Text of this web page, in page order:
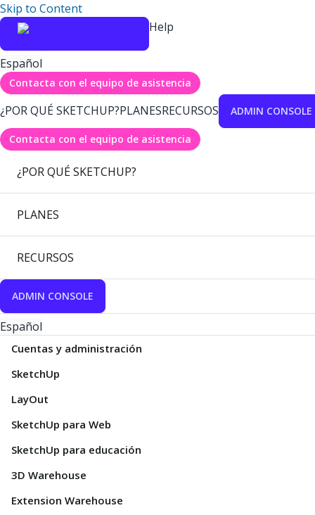
Skip to Content
Help
Español
Contacta con el equipo de asistencia
¿POR QUÉ SKETCHUP?PLANESRECURSOS ADMIN CONSOLE
Contacta con el equipo de asistencia
¿POR QUÉ SKETCHUP?
PLANES
RECURSOS
ADMIN CONSOLE
Español
Cuentas y administración
SketchUp
LayOut
SketchUp para Web
SketchUp para educación
3D Warehouse
Extension Warehouse